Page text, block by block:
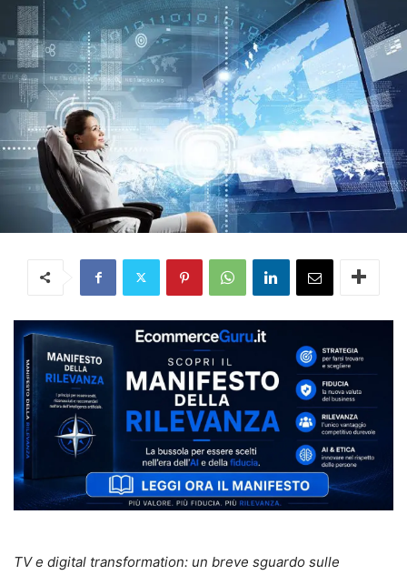
TV e digital transformation: un breve sguardo sulle